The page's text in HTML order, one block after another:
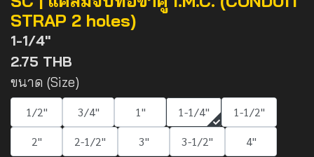
STRAP 2 holes)
1-1/4"
2.75 THB
ขนาด (Size)
1/2" 3/4" 1" 1-1/4"
1-1/2"
2"
2-1/2" 3" 3-1/2" 4"